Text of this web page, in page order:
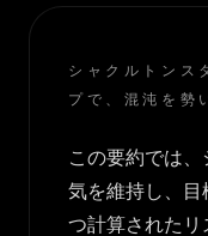
シャクルトンス
プで、混沌を勢
この要約では
気を維持し、目
つ計算されたリ